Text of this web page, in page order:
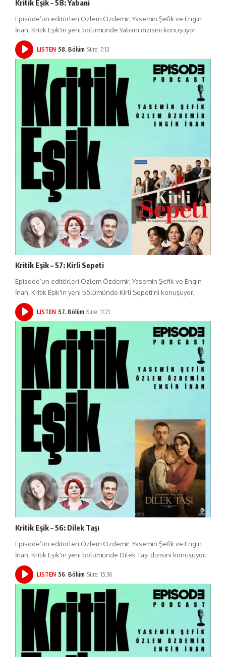
Kritik Eşik – 58: Yabani
Episode’un editörleri Özlem Özdemir, Yasemin Şefik ve Engin
İnan, Kritik Eşik'in yeni bölümünde Yabani dizisini konuşuyor.
LISTEN 58. Bölüm Süre: 7:13
Kritik Eşik – 57: Kirli Sepeti
Episode’un editörleri Özlem Özdemir, Yasemin Şefik ve Engin
İnan, Kritik Eşik'in yeni bölümünde Kirli Sepeti'ni konuşuyor.
LISTEN 57. Bölüm Süre: 11:21
Kritik Eşik – 56: Dilek Taşı
Episode’un editörleri Özlem Özdemir, Yasemin Şefik ve Engin
İnan, Kritik Eşik'in yeni bölümünde Dilek Taşı dizisini konuşuyor.
LISTEN 56. Bölüm Süre: 15:36